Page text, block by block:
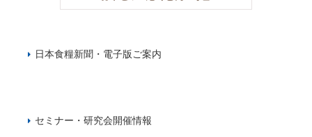
日本食糧新聞・電子版ご案内
セミナー・研究会開催情報